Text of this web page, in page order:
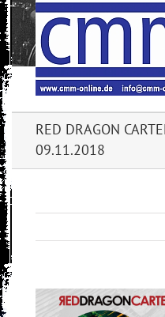
RED DRAGON
09.11.2018